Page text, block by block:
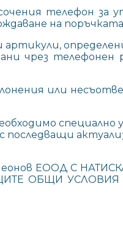
телефон за
на
чрез телефонен
или
ЕООД С
ОБЩИ УСЛОВИЯ